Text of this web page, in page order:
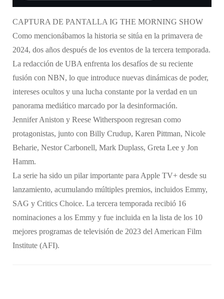
CAPTURA DE PANTALLA IG THE MORNING SHOW
Como mencionábamos la historia se sitúa en la primavera de
2024, dos años después de los eventos de la tercera temporada.
La redacción de UBA enfrenta los desafíos de su reciente
fusión con NBN, lo que introduce nuevas dinámicas de poder,
intereses ocultos y una lucha constante por la verdad en un
panorama mediático marcado por la desinformación.
Jennifer Aniston y Reese Witherspoon regresan como
protagonistas, junto con Billy Crudup, Karen Pittman, Nicole
Beharie, Nestor Carbonell, Mark Duplass, Greta Lee y Jon
Hamm.
La serie ha sido un pilar importante para Apple TV+ desde su
lanzamiento, acumulando múltiples premios, incluidos Emmy,
SAG y Critics Choice. La tercera temporada recibió 16
nominaciones a los Emmy y fue incluida en la lista de los 10
mejores programas de televisión de 2023 del American Film
Institute (AFI).